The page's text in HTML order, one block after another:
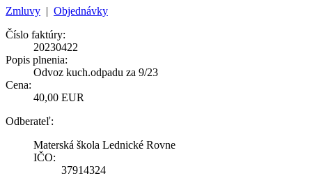
Zmluvy | Objednávky
Číslo faktúry:
20230422
Popis plnenia:
Odvoz kuch.odpadu za 9/23
Cena:
40,00 EUR
Odberateľ:
Materská škola Lednické Rovne
IČO:
37914324